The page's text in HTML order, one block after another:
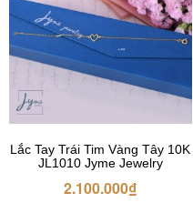
Lắc Tay Trái Tim Vàng Tây 10K
JL1010 Jyme Jewelry
2.100.000₫